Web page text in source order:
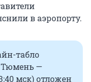
в аэропорту.
табло
—
мск) отложен